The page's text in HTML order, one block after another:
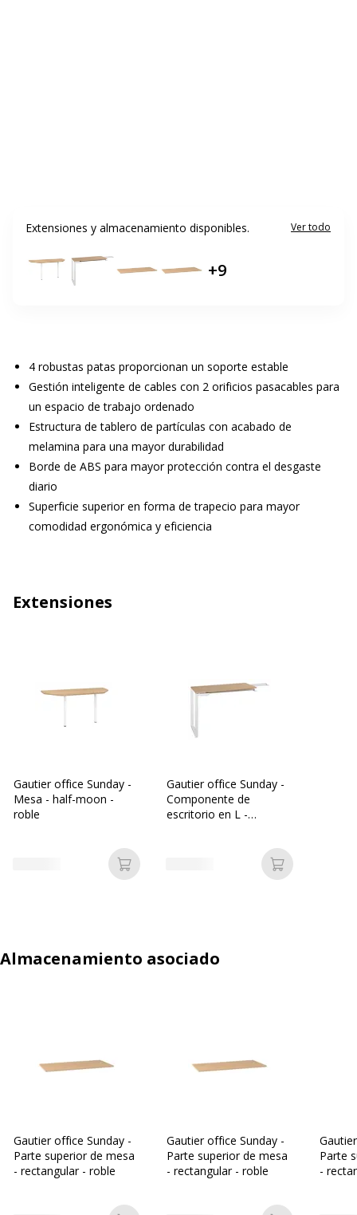
Extensiones y almacenamiento disponibles. Ver todo
+9
4 robustas patas proporcionan un soporte estable
Gestión inteligente de cables con 2 orificios pasacables para
un espacio de trabajo ordenado
Estructura de tablero de partículas con acabado de
melamina para una mayor durabilidad
Borde de ABS para mayor protección contra el desgaste
diario
Superficie superior en forma de trapecio para mayor
comodidad ergonómica y eficiencia
Extensiones
Gautier office Sunday -
Mesa - half-moon -
roble
Añadir a la cesta
Gautier office Sunday -
Componente de
escritorio en L -
Añadir a la
Almacenamiento asociado
Gautier office Sunday -
Parte superior de mesa
- rectangular - roble
Gautier office Sunday -
Parte superior de mesa
- rectangular - roble
Parte
-